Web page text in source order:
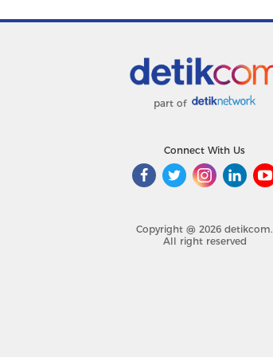
part of
Connect With Us
Copyright @ 2026 detikcom.
All right reserved